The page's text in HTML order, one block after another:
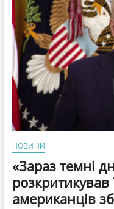
НОВИНИ
«Зараз темні
американців